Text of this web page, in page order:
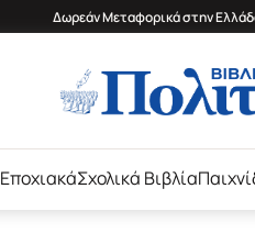
Δωρεάν Μεταφορικά στην
ΕποχιακάΣχολικά Βιβλία